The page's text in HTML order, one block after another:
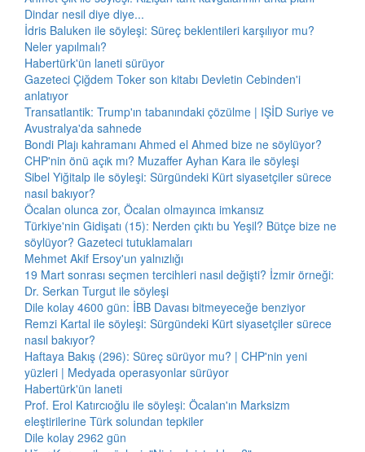
Dindar nesil diye diye...
İdris Baluken ile söyleşi: Süreç beklentileri karşılıyor mu?
Neler yapılmalı?
Habertürk'ün laneti sürüyor
Gazeteci Çiğdem Toker son kitabı Devletin Cebinden'i
anlatıyor
Transatlantik: Trump'ın tabanındaki çözülme | IŞİD Suriye ve
Avustralya'da sahnede
Bondi Plajı kahramanı Ahmed el Ahmed bize ne söylüyor?
CHP'nin önü açık mı? Muzaffer Ayhan Kara ile söyleşi
Sibel Yiğitalp ile söyleşi: Sürgündeki Kürt siyasetçiler sürece
nasıl bakıyor?
Öcalan olunca zor, Öcalan olmayınca imkansız
Türkiye'nin Gidişatı (15): Nerden çıktı bu Yeşil? Bütçe bize ne
söylüyor? Gazeteci tutuklamaları
Mehmet Akif Ersoy'un yalnızlığı
19 Mart sonrası seçmen tercihleri nasıl değişti? İzmir örneği:
Dr. Serkan Turgut ile söyleşi
Dile kolay 4600 gün: İBB Davası bitmeyeceğe benziyor
Remzi Kartal ile söyleşi: Sürgündeki Kürt siyasetçiler sürece
nasıl bakıyor?
Haftaya Bakış (296): Süreç sürüyor mu? | CHP'nin yeni
yüzleri | Medyada operasyonlar sürüyor
Habertürk'ün laneti
Prof. Erol Katırcıoğlu ile söyleşi: Öcalan'ın Marksizm
eleştirilerine Türk solundan tepkiler
Dile kolay 2962 gün